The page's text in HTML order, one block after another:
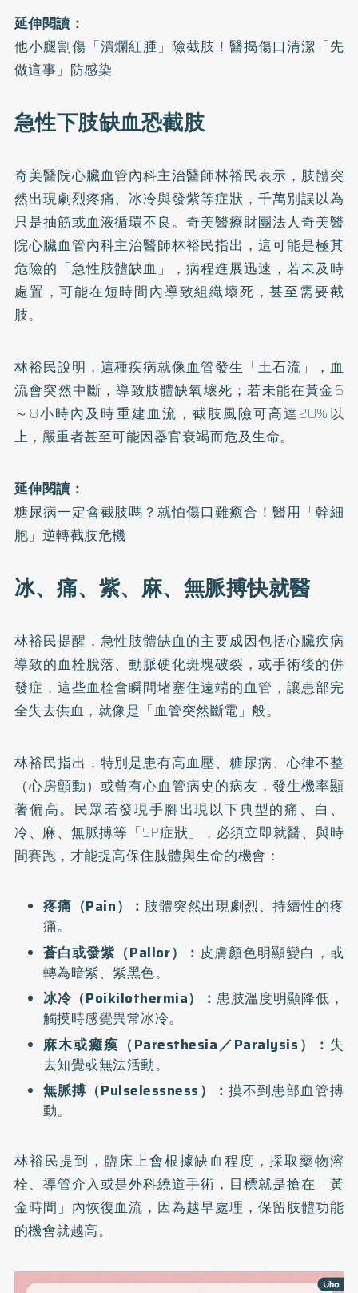
延伸閱讀：
他小腿割傷「潰爛紅腫」險截肢！醫揭傷口清潔「先
做這事」防感染
急性下肢缺血恐截肢
奇美醫院心臟血管內科主治醫師林裕民表示，肢體突
然出現劇烈疼痛、冰冷與發紫等症狀，千萬別誤以為
只是抽筋或血液循環不良。奇美醫療財團法人奇美醫
院心臟血管內科主治醫師林裕民指出，這可能是極其
危險的「急性肢體缺血」，病程進展迅速，若未及時
處置，可能在短時間內導致組織壞死，甚至需要截
肢。
林裕民說明，這種疾病就像血管發生「土石流」，血
流會突然中斷，導致肢體缺氧壞死；若未能在黃金6
～8小時內及時重建血流，截肢風險可高達20%以
上，嚴重者甚至可能因器官衰竭而危及生命。
延伸閱讀：
糖尿病一定會截肢嗎？就怕傷口難癒合！醫用「幹細
胞」逆轉截肢危機
冰、痛、紫、麻、無脈搏快就醫
林裕民提醒，急性肢體缺血的主要成因包括心臟疾病
導致的血栓脫落、動脈硬化斑塊破裂，或手術後的併
發症，這些血栓會瞬間堵塞住遠端的血管，讓患部完
全失去供血，就像是「血管突然斷電」般。
林裕民指出，特別是患有高血壓、糖尿病、心律不整
（心房顫動）或曾有心血管病史的病友，發生機率顯
著偏高。民眾若發現手腳出現以下典型的痛、白、
冷、麻、無脈搏等「5P症狀」，必須立即就醫、與時
間賽跑，才能提高保住肢體與生命的機會：
疼痛（Pain）：肢體突然出現劇烈、持續性的疼
痛。
蒼白或發紫（Pallor）： 皮膚顏色明顯變白，或
轉為暗紫、紫黑色。
冰冷（Poikilothermia）： 患肢溫度明顯降低，
觸摸時感覺異常冰冷。
麻木或癱瘓（Paresthesia／Paralysis）： 失
去知覺或無法活動。
無脈搏（Pulselessness）： 摸不到患部血管搏
動。
林裕民提到，臨床上會根據缺血程度，採取藥物溶
栓、導管介入或是外科繞道手術，目標就是搶在「黃
金時間」內恢復血流，因為越早處理，保留肢體功能
的機會就越高。